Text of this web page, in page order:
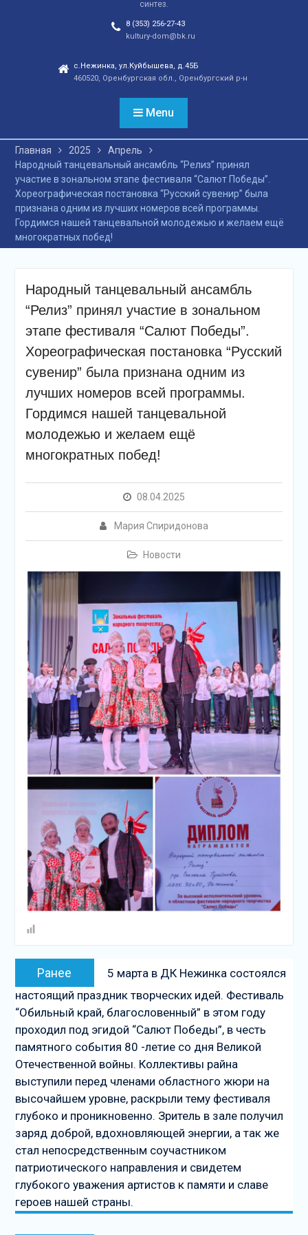
отношений, а также
сохранения
этнокультурного
народной культуры
незаметно вышли на
и это доказано большой
творческих коллективов
села и большой
красочной школьной
ярмаркой. В финале
праздника, была
разыграна
беспроигрышная
лотерея и все кто принял
спонсоров в виде
упаковок
подсолнечного масла и
муки.
приглашает!
Наша землячка стала
Всероссийского
конкурса «Библиотекарь
синтез.
8 (353) 256-27-43
kultury-dom@bk.ru
с.Нежинка, ул.Куйбышева, д.45Б
460520, Оренбургская обл., Оренбургский р-н
Menu
Главная 2025
Апрель
Народный танцевальный ансамбль “Релиз” принял
участие в зональном этапе фестиваля “Салют Победы”.
Хореографическая постановка “Русский сувенир” была
признана одним из лучших номеров всей программы.
Гордимся нашей танцевальной молодежью и желаем ещё
многократных побед!
Народный танцевальный ансамбль
“Релиз” принял участие в зональном
этапе фестиваля “Салют Победы”.
Хореографическая постановка “Русский
сувенир” была признана одним из
лучших номеров всей программы.
Гордимся нашей танцевальной
молодежью и желаем ещё
многократных побед!
08.04.2025
Мария Спиридонова
Новости
Навигация
записям
Ранее
запись:
5 марта в ДК Нежинка состоялся
настоящий праздник творческих идей. Фестиваль
“Обильный край, благословенный” в этом году
проходил под эгидой “Салют Победы”, в честь
памятного события 80 -летие со дня Великой
Отечественной войны. Коллективы райна
выступили перед членами областного жюри на
высочайшем уровне, раскрыли тему фестиваля
глубоко и проникновенно. Зритель в зале получил
заряд доброй, вдохновляющей энергии, а так же
стал непосредственным соучастником
патриотического направления и свидетем
глубокого уважения артистов к памяти и славе
героев нашей страны.